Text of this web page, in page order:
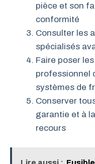
pièce et son
conformité
Consulter les
spécialisés
Faire poser
professionnel
systèmes de
Conserver
garantie et à
recours